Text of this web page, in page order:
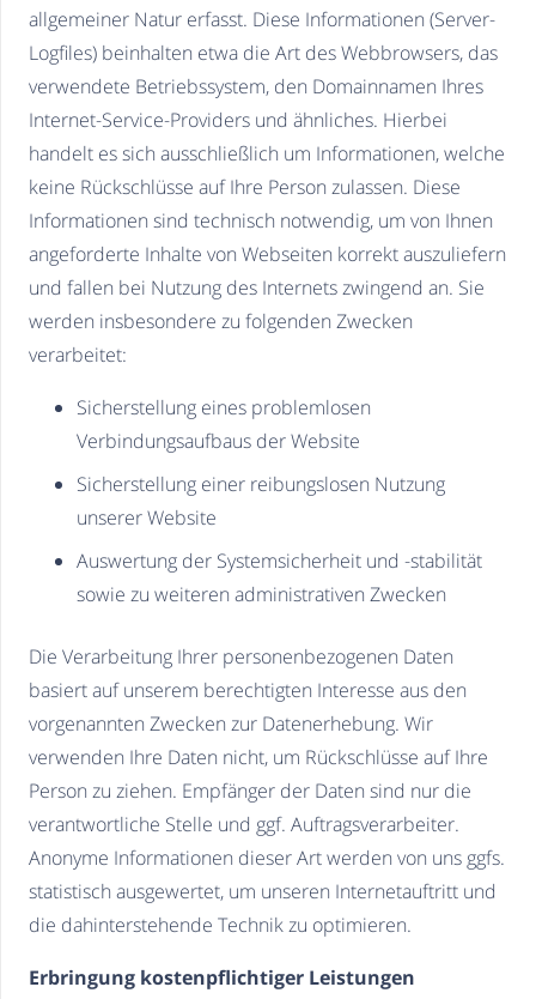
allgemeiner Natur erfasst. Diese Informationen (Server-
Logfiles) beinhalten etwa die Art des Webbrowsers, das
verwendete Betriebssystem, den Domainnamen Ihres
Internet-Service-Providers und ähnliches. Hierbei
handelt es sich ausschließlich um Informationen, welche
keine Rückschlüsse auf Ihre Person zulassen. Diese
Informationen sind technisch notwendig, um von Ihnen
angeforderte Inhalte von Webseiten korrekt auszuliefern
und fallen bei Nutzung des Internets zwingend an. Sie
werden insbesondere zu folgenden Zwecken
verarbeitet:
Sicherstellung eines problemlosen
Verbindungsaufbaus der Website
Sicherstellung einer reibungslosen Nutzung
unserer Website
Auswertung der Systemsicherheit und -stabilität
sowie zu weiteren administrativen Zwecken
Die Verarbeitung Ihrer personenbezogenen Daten
basiert auf unserem berechtigten Interesse aus den
vorgenannten Zwecken zur Datenerhebung. Wir
verwenden Ihre Daten nicht, um Rückschlüsse auf Ihre
Person zu ziehen. Empfänger der Daten sind nur die
verantwortliche Stelle und ggf. Auftragsverarbeiter.
Anonyme Informationen dieser Art werden von uns ggfs.
statistisch ausgewertet, um unseren Internetauftritt und
die dahinterstehende Technik zu optimieren.
Erbringung kostenpflichtiger Leistungen